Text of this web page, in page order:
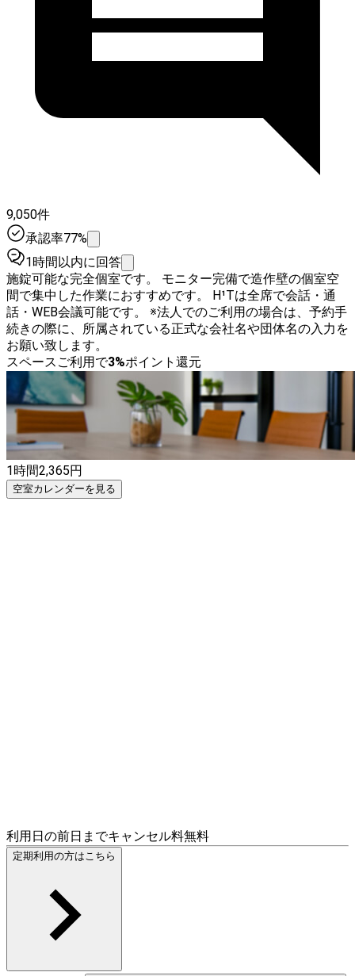
9,050件
承認率77%
1時間以内に回答
施錠可能な完全個室です。 モニター完備で造作壁の個室空
間で集中した作業におすすめです。 H¹Tは全席で会話・通
話・WEB会議可能です。 ※法人でのご利用の場合は、予約手
続きの際に、所属されている正式な会社名や団体名の入力を
お願い致します。
スペースご利用で3%ポイント還元
1時間2,365円
空室カレンダーを見る
利用日の前日までキャンセル料無料
定期利用の方はこちら